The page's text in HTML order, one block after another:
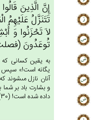
إِن‌َّ الَّذِين‌َ
تَتَنَزَّل‌ُ عَلَيْهِم‌ُ
لاَ تَحْزَنُوا وَ
تُوعَدُون‌َ (فصلت:
به يقين كسانى كه
يگانه است!» سپس
آنان نازل مى‏شوند
و بشارت باد بر
داده شده است! (30)